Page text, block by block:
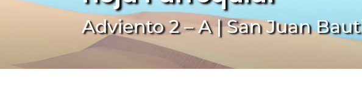
Adviento 2 – A | San Juan